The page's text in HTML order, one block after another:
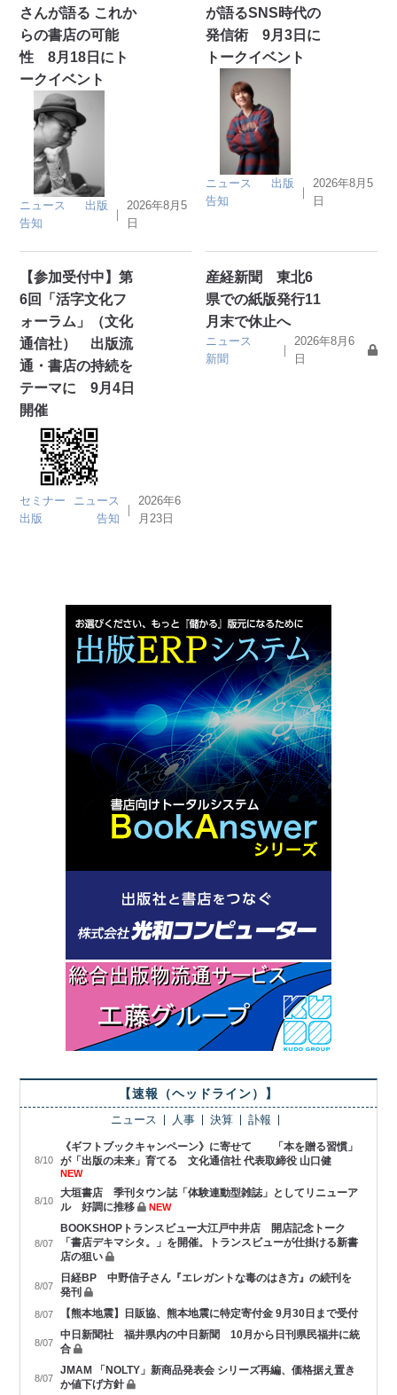
さんが語る これか
らの書店の可能
性 8月18日にト
ークイベント
ニュース
出版
告知
｜
2026年8月5
日
が語るSNS時代の
発信術 9月3日に
トークイベント
ニュース
出版
告知
｜
2026年8月5
日
【参加受付中】第
6回「活字文化フ
ォーラム」（文化
通信社） 出版流
通・書店の持続を
テーマに 9月4日
開催
セミナー
ニュース
出版
告知
｜
2026年6
月23日
産経新聞 東北6
県での紙版発行11
月末で休止へ
ニュース
新聞
｜
2026年8月6
日
【速報（ヘッドライン）】
ニュース 人事 決算 訃報
8/10
《ギフトブックキャンペーン》に寄せて 「本を贈る習慣」
が「出版の未来」育てる 文化通信社 代表取締役 山口健
NEW
8/10
大垣書店 季刊タウン誌「体験連動型雑誌」としてリニューア
ル 好調に推移
NEW
8/07
BOOKSHOPトランスビュー大江戸中井店 開店記念トーク
「書店デキマシタ。」を開催。トランスビューが仕掛ける新書
店の狙い
8/07
日経BP 中野信子さん『エレガントな毒のはき方』の続刊を
発刊
8/07 【熊本地震】日販協、熊本地震に特定寄付金 9月30日まで受付
8/07
中日新聞社 福井県内の中日新聞 10月から日刊県民福井に統
合
8/07
JMAM 「NOLTY」新商品発表会 シリーズ再編、価格据え置き
か値下げ方針